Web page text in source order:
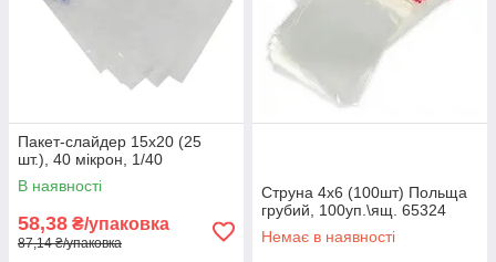
Пакет-слайдер 15х20 (25
шт.), 40 мікрон, 1/40
В наявності
58,38 ₴/упаковка
87,14 ₴/упаковка
Струна 4х6 (100шт) Польща
грубий, 100уп.\ящ. 65324
Немає в наявності